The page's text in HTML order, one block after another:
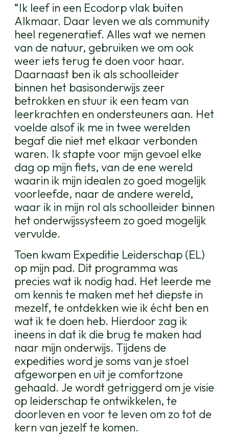
“Ik leef in een Ecodorp vlak buiten
Alkmaar. Daar leven we als community
heel regeneratief. Alles wat we nemen
van de natuur, gebruiken we om ook
weer iets terug te doen voor haar.
Daarnaast ben ik als schoolleider
binnen het basisonderwijs zeer
betrokken en stuur ik een team van
leerkrachten en ondersteuners aan. Het
voelde alsof ik me in twee werelden
begaf die niet met elkaar verbonden
waren. Ik stapte voor mijn gevoel elke
dag op mijn fiets, van de ene wereld
waarin ik mijn idealen zo goed mogelijk
voorleefde, naar de andere wereld,
waar ik in mijn rol als schoolleider binnen
het onderwijssysteem zo goed mogelijk
vervulde.
Toen kwam Expeditie Leiderschap (EL)
op mijn pad. Dit programma was
precies wat ik nodig had. Het leerde me
om kennis te maken met het diepste in
mezelf, te ontdekken wie ik écht ben en
wat ik te doen heb. Hierdoor zag ik
ineens in dat ik die brug te maken had
naar mijn onderwijs. Tijdens de
expedities word je soms van je stoel
afgeworpen en uit je comfortzone
gehaald. Je wordt getriggerd om je visie
op leiderschap te ontwikkelen, te
doorleven en voor te leven om zo tot de
kern van jezelf te komen.